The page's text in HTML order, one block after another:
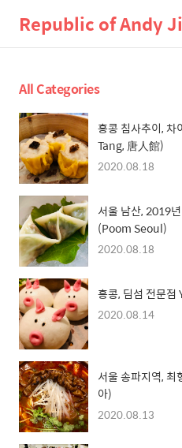
Republic of Andy
All Categories
홍콩 침사추이,
Tang, 唐人館)
2020.08.18
서울 남산, 2019
(Poom Seoul)
2020.08.18
홍콩, 딤섬 전문점
2020.08.14
서울 송파지역,
아)
2020.08.13